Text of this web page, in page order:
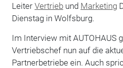
Leiter Vertriebund Marketing
Dienstag in Wolfsburg.
Im Interview mit AUTOHAUS
Vertriebschef nun auf die
Partnerbetriebe ein. Auch